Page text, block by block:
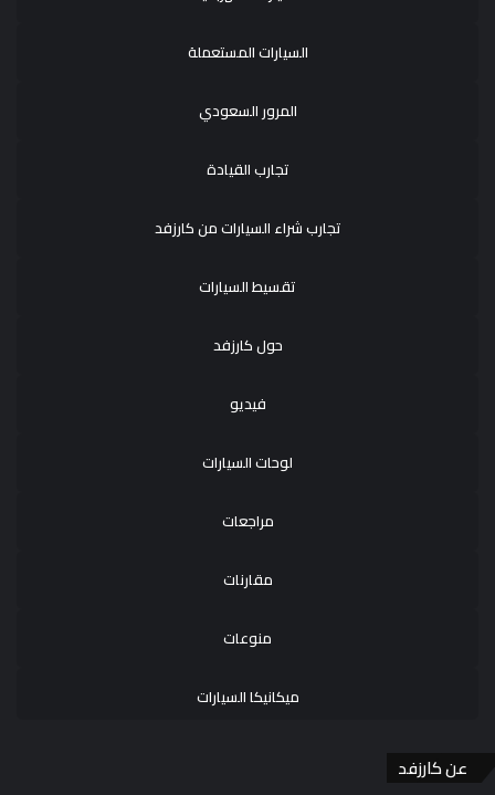
السيارات المستعملة
المرور السعودي
تجارب القيادة
تجارب شراء السيارات من كارزفد
تقسيط السيارات
حول كارزفد
فيديو
لوحات السيارات
مراجعات
مقارنات
منوعات
ميكانيكا السيارات
عن كارزفد